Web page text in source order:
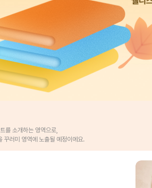
를 소개하는 영역으로,
꾸러미 영역에 노출될 예정이에요.